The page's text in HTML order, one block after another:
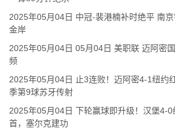
2025年05月04日 中冠-裴港楠补时绝平 南
金岸
2025年05月04日 05月04日 美职联 迈阿密
频
2025年05月04日 止3连败！迈阿密4-1纽约
季第9球苏牙传射
2025年05月04日 下轮赢球即升级！汉堡4-
首，塞尔克建功